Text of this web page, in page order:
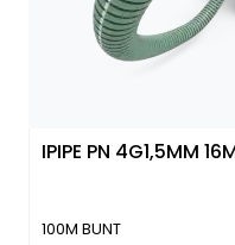
IPIPE PN 4G1,5MM
100M BUNT